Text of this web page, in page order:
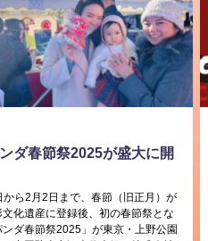
ダ春節祭2025が盛大に開
ら2月2日まで、春節（旧正月）が
文化遺産に登録後、初の春節祭とな
ンダ春節祭2025」が東京・上野公園